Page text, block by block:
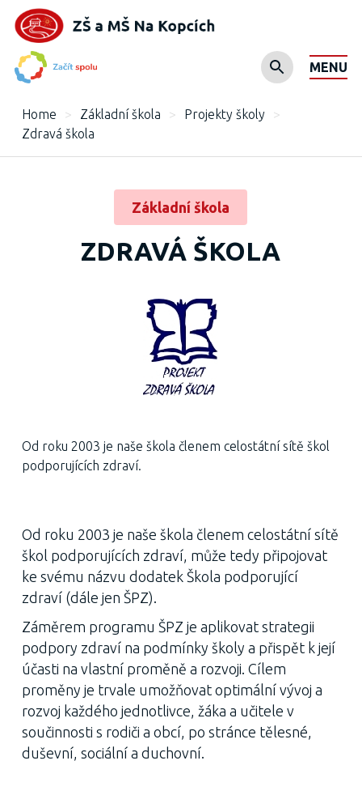
MENU
Home > Základní škola > Projekty školy
>
Zdravá škola
Základní škola
ZDRAVÁ ŠKOLA
Od roku 2003 je naše škola členem celostátní sítě škol
podporujících zdraví.
Od roku 2003 je naše škola členem celostátní sítě
škol podporujících zdraví, může tedy připojovat
ke svému názvu dodatek Škola podporující
zdraví (dále jen ŠPZ).
Záměrem programu ŠPZ je aplikovat strategii
podpory zdraví na podmínky školy a přispět k její
účasti na vlastní proměně a rozvoji. Cílem
proměny je trvale umožňovat optimální vývoj a
rozvoj každého jednotlivce, žáka a učitele v
součinnosti s rodiči a obcí, po stránce tělesné,
duševní, sociální a duchovní.